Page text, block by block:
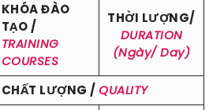
KHÓA ĐÀO
TẠO /
TRAINING
COURSES
THỜI LƯỢNG/
DURATION
(Ngày/ Day)
CHẤT LƯỢNG / QUALITY